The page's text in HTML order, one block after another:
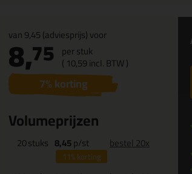
van9,45(adviesprijs) voor
8,75 per stuk
( 10,59incl. BTW )
7% korting
Volumeprijzen
20stuks 8,45p/st
11%korting
bestel 20x